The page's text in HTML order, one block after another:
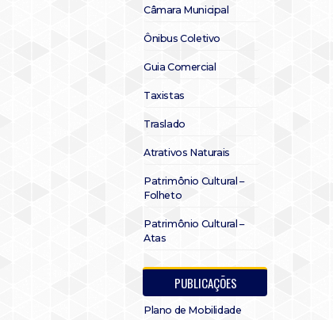
Câmara Municipal
Ônibus Coletivo
Guia Comercial
Taxistas
Traslado
Atrativos Naturais
Patrimônio Cultural –
Folheto
Patrimônio Cultural –
Atas
PUBLICAÇÕES
Plano de Mobilidade